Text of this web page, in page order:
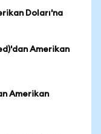
Doları'na
Amerikan
Amerikan